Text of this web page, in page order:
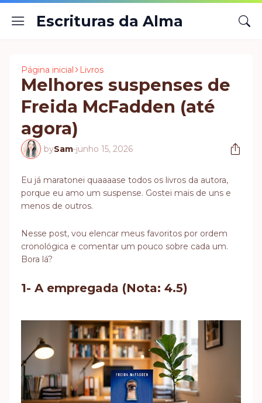
Escrituras da Alma
Página inicial Livros
Melhores suspenses de
Freida McFadden (até
agora)
bySam-junho 15, 2026
Eu já maratonei quaaaase todos os livros da autora,
porque eu amo um suspense. Gostei mais de uns e
menos de outros.
Nesse post, vou elencar meus favoritos por ordem
cronológica e comentar um pouco sobre cada um.
Bora lá?
1- A empregada (Nota: 4.5)